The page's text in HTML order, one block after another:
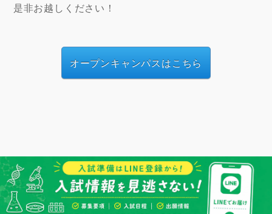
是非お越しください！
オープンキャンパスはこちら